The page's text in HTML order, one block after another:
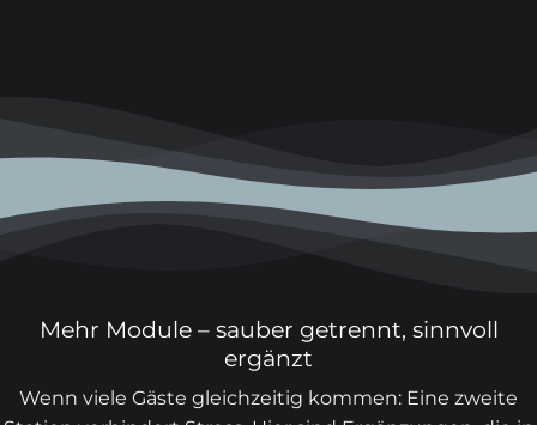
Mehr Module – sauber getrennt, sinnvoll
ergänzt
Wenn viele Gäste gleichzeitig kommen: Eine zweite